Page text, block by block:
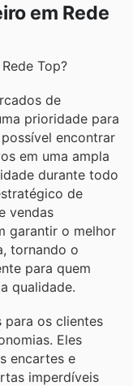
em Rede
Top?
de
prioridade para
encontrar
em uma ampla
durante todo
de
vendas
garantir o melhor
tornando o
para quem
qualidade.
para os clientes
Eles
encartes e
imperdíveis